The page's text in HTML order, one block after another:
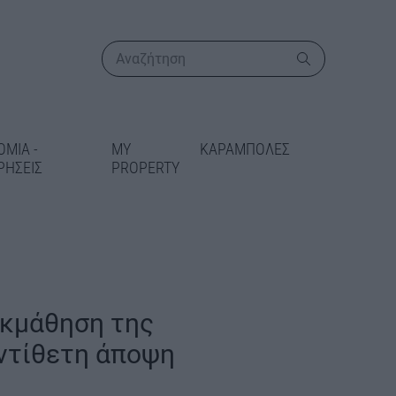
-
MY
PROPERTY
ΚΑΡΑΜΠΟΛΕΣ
η
αδειοδότηση
της
άποψη